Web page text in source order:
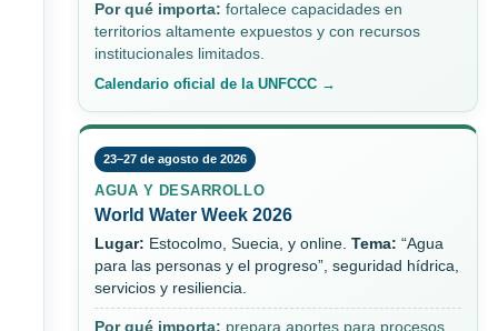
Por qué importa: fortalece capacidades en
territorios altamente expuestos y con recursos
institucionales limitados.
Calendario oficial de la UNFCCC →
23–27 de agosto de 2026
AGUA Y DESARROLLO
World Water Week 2026
Lugar: Estocolmo, Suecia, y online. Tema: “Agua
para las personas y el progreso”, seguridad hídrica,
servicios y resiliencia.
Por qué importa: prepara aportes para procesos